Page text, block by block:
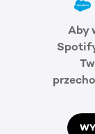
Aby